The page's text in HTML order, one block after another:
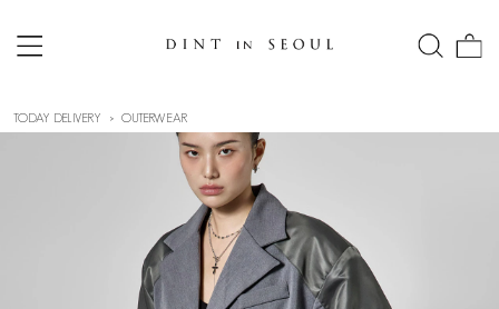
TODAY DELIVERY OUTERWEAR